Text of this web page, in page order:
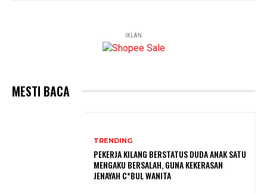
IKLAN
MESTI BACA
TRENDING
PEKERJA KILANG BERSTATUS DUDA ANAK SATU
MENGAKU BERSALAH, GUNA KEKERASAN
JENAYAH C*BUL WANITA